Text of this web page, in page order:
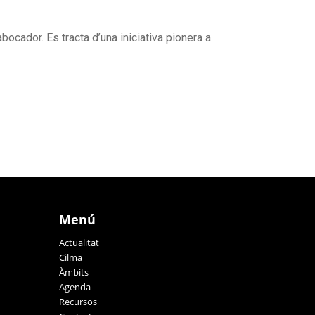
Es tracta d’una iniciativa pionera a
Menú
Actualitat
Cilma
Àmbits
Agenda
Recursos